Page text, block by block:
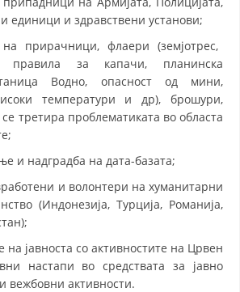
единици и здравствени установи;
прирачници, флаери (земјотрес,
правила за капачи, планинска
Водно, опасност од мини,
температури и др), брошури,
третира проблематиката во областа
и надградба на дата-базата;
и волонтери на хуманитарни
(Индонезија, Турција, Романија,
на јавноста со активностите на Црвен
настапи во средствата за јавно
активности.